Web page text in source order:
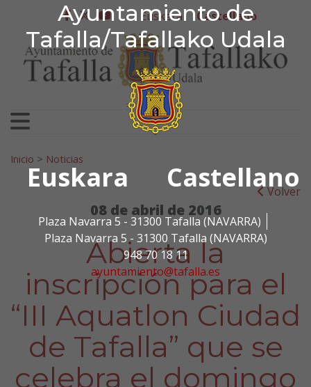
Ayuntamiento de
Tafalla/Tafallako Udala
Euskara Castellano
Plaza Navarra 5 - 31300 Tafalla (NAVARRA)
Plaza Navarra 5 - 31300 Tafalla (NAVARRA)
948 70 18 11
ayuntamiento@tafalla.es
Ir al contenido
Ayuntamiento de
facebook
twitter
youtube
Euskera Castellano
Search for:
Inicio > Noticias
Volver
08 de abril de 2016
Abierta la
inscripción para el
“III Aquatlon Ciudad
de Tafalla” que se
celebra el domingo